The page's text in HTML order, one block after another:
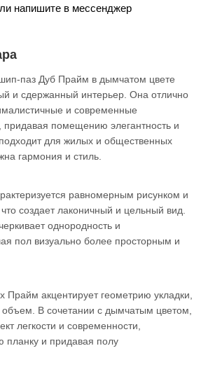
напишите в мессенджер
паз Дуб Прайм в дымчатом цвете
и сдержанный интерьер. Она отлично
и современные
придавая помещению элегантность и
для жилых и общественных
гармония и стиль.
равномерным рисунком и
создает лаконичный и цельный вид.
однородность и
пол визуально более просторным и
Прайм акцентирует геометрию укладки,
объем. В сочетании с дымчатым цветом,
легкости и современности,
планку и придавая полу